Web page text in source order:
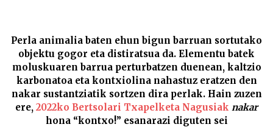
Perla animalia baten ehun bigun barruan sortutako
objektu gogor eta distiratsua da. Elementu batek
moluskuaren barrua perturbatzen duenean, kaltzio
karbonatoa eta kontxiolina nahastuz eratzen den
nakar sustantziatik sortzen dira perlak. Hain zuzen
ere, 2022ko Bertsolari Txapelketa Nagusiak nakar
hona “kontxo!” esanarazi diguten sei